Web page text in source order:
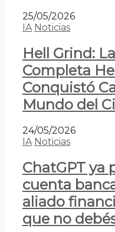
25/05/2026
IA Noticias
Hell Grind:
Completa
Conquistó
Mundo del
24/05/2026
IA Noticias
ChatGPT ya
cuenta
aliado
que no